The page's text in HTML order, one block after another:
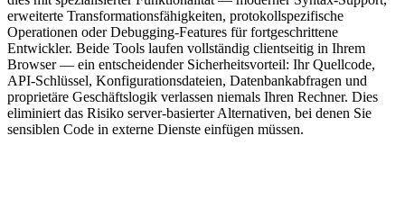
erweiterte Transformationsfähigkeiten, protokollspezifische
Operationen oder Debugging-Features für fortgeschrittene
Entwickler. Beide Tools laufen vollständig clientseitig in Ihrem
Browser — ein entscheidender Sicherheitsvorteil: Ihr Quellcode,
API-Schlüssel, Konfigurationsdateien, Datenbankabfragen und
proprietäre Geschäftslogik verlassen niemals Ihren Rechner. Dies
eliminiert das Risiko server-basierter Alternativen, bei denen Sie
sensiblen Code in externe Dienste einfügen müssen.